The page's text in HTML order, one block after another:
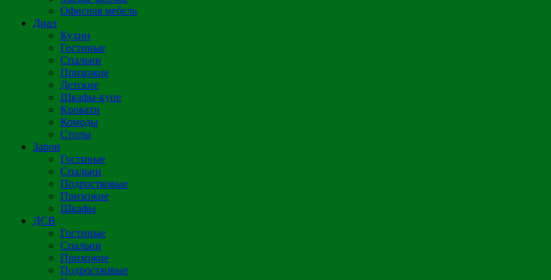
Офисная мебель
Диал
Кухни
Гостиные
Спальни
Прихожие
Детские
Шкафы-купе
Кровати
Комоды
Столы
Зарон
Гостиные
Спальни
Подростковые
Прихожие
Шкафы
ДСВ
Гостиные
Спальни
Прихожие
Подростковые